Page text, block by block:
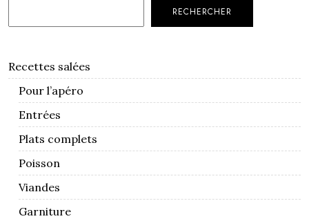
RECHERCHER
Recettes salées
Pour l’apéro
Entrées
Plats complets
Poisson
Viandes
Garniture